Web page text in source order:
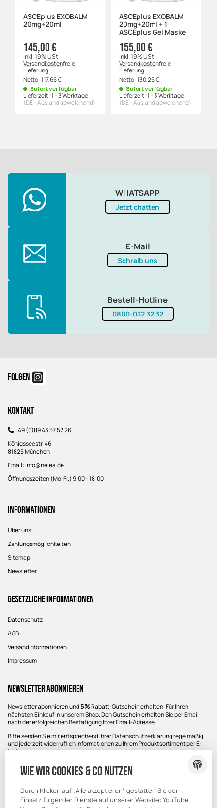
ASCEplus EXOBALM
20mg+20ml
145,00 €
inkl. 19% USt.
Versandkostenfreie
Lieferung
Netto:117,65€
Sofort verfügbar
Lieferzeit:1 - 3 Werktage
(DE - Ausland abweichend)
ASCEplus EXOBALM
20mg+20ml + 1
ASCEplus Gel Maske
155,00 €
inkl. 19% USt.
Versandkostenfreie
Lieferung
Netto:130,25€
Sofort verfügbar
Lieferzeit:1 - 3 Werktage
(DE - Ausland abweichend)
WHATSAPP
Jetzt chatten
E-Mail
Schreib uns
Bestell-Hotline
0800-032 32 32
FOLGEN
Kontakt
+49 (0)89 43 57 52 26
Königsseestr. 46
81825 München
Email: info@nelea.de
Öffnungszeiten (Mo-Fr.) 9:00 - 18:00
Informationen
Über uns
Zahlungsmöglichkeiten
Sitemap
Newsletter
Gesetzliche Informationen
Datenschutz
AGB
Versandinformationen
Impressum
Newsletter Abonnieren
Newsletter abonnieren und5%Rabatt-Gutschein erhalten. Für Ihren
nächsten Einkauf in unserem Shop. Den Gutschein erhalten Sie per Email
nach der erfolgreichen Bestätigung Ihrer Email-Adresse.
Bitte senden Sie mir entsprechend IhrerDatenschutzerklärungregelmäßig
und jederzeit widerruflich Informationen zu Ihrem Produktsortiment per E-
Mail zu.
E-Mail-Adresse
Wie wir Cookies & Co nutzen
Durch Klicken auf „Alle akzeptieren“ gestatten Sie den
Einsatz folgender Dienste auf unserer Website: YouTube,